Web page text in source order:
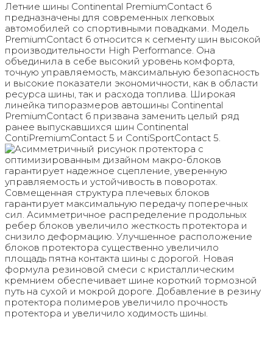
Летние шины Continental PremiumContact 6
предназначены для современных легковых
автомобилей со спортивными повадками. Модель
PremiumContact 6 относится к сегменту шин высокой
производительности High Performance. Она
объединила в себе высокий уровень комфорта,
точную управляемость, максимальную безопасность
и высокие показатели экономичности, как в области
ресурса шины, так и расхода топлива. Широкая
линейка типоразмеров автошины Continental
PremiumContact 6 призвана заменить целый ряд
ранее выпускавшихся шин Continental
ContiPremiumContact 5 и ContiSportContact 5.
Асимметричный рисунок протектора с
оптимизированным дизайном макро-блоков
гарантирует надежное сцепление, уверенную
управляемость и устойчивость в поворотах.
Совмещенная структура плечевых блоков
гарантирует максимальную передачу поперечных
сил. Асимметричное распределение продольных
ребер блоков увеличило жесткость протектора и
снизило деформацию. Улучшенное расположение
блоков протектора существенно увеличило
площадь пятна контакта шины с дорогой. Новая
формула резиновой смеси с кристаллическим
кремнием обеспечивает шине короткий тормозной
путь на сухой и мокрой дороге. Добавление в резину
протектора полимеров увеличило прочность
протектора и увеличило ходимость шины.